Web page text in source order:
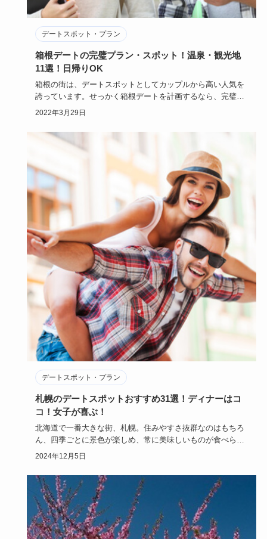
デートスポット・プラン
箱根デートの完璧プラン・スポット！温泉・観光地
11選！日帰りOK
箱根の街は、デートスポットとしてカップルから高い人気を
誇っています。せっかく箱根デートを計画するなら、完璧な
プランを立てた…
2022年3月29日
デートスポット・プラン
札幌のデートスポットおすすめ31選！ディナーはコ
コ！女子が喜ぶ！
北海道で一番大きな街、札幌。住みやすさ抜群なのはもちろ
ん、四季ごとに景色が楽しめ、常に美味しいものが食べられ
る、もちろんデ…
2024年12月5日